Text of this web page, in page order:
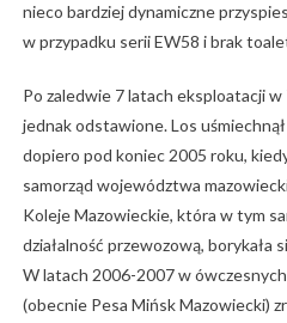
nieco bardziej dynamiczne
w przypadku serii EW58 i brak
Po zaledwie 7 latach eksploatacji
jednak odstawione. Los
dopiero pod koniec 2005 roku,
samorząd województwa
Koleje Mazowieckie, która w tym
działalność przewozową, borykała
W latach 2006-2007 w
(obecnie Pesa Mińsk Mazowiecki)